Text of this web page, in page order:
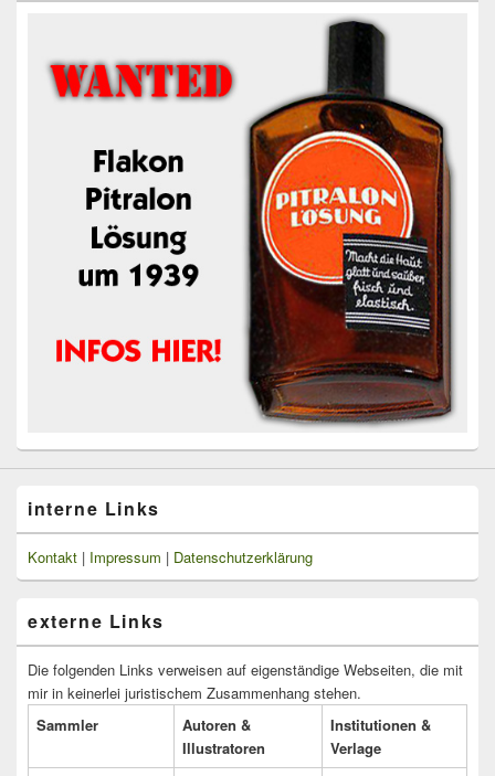
interne Links
Kontakt | Impressum | Datenschutzerklärung
externe Links
Die folgenden Links verweisen auf eigenständige Webseiten, die mit
mir in keinerlei juristischem Zusammenhang stehen.
Sammler
Autoren &
Illustratoren
Institutionen &
Verlage